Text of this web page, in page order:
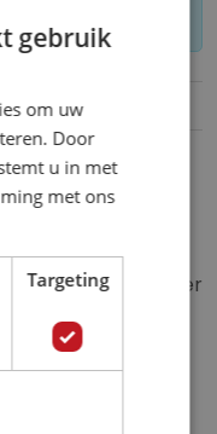
groen.
groen
echte eyecatcher
keuken, kantoor,
gebruik
om uw
Door
u in met
met ons
Targeting